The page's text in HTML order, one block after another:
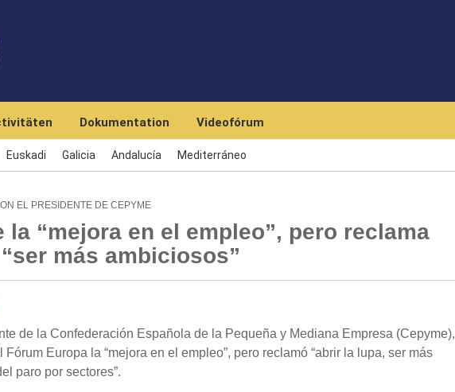
Dokumentation Videofórum
Euskadi Galicia Andalucía Mediterráneo
EL PRESIDENTE DE CEPYME
la “mejora en el empleo”, pero reclama
más ambiciosos”
de la Confederación Española de la Pequeña y Mediana Empresa (Cepyme),
Europa la “mejora en el empleo”, pero reclamó “abrir la lupa, ser más
paro por sectores”.